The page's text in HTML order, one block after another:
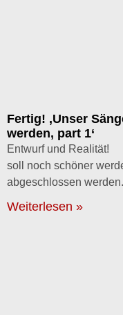
Fertig! ‚Unser
werden, part 1‘
Entwurf und
soll noch schöner
abgeschlossen
Weiterlesen »